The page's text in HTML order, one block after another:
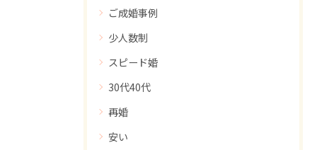
ご成婚事例
少人数制
スピード婚
30代40代
再婚
安い